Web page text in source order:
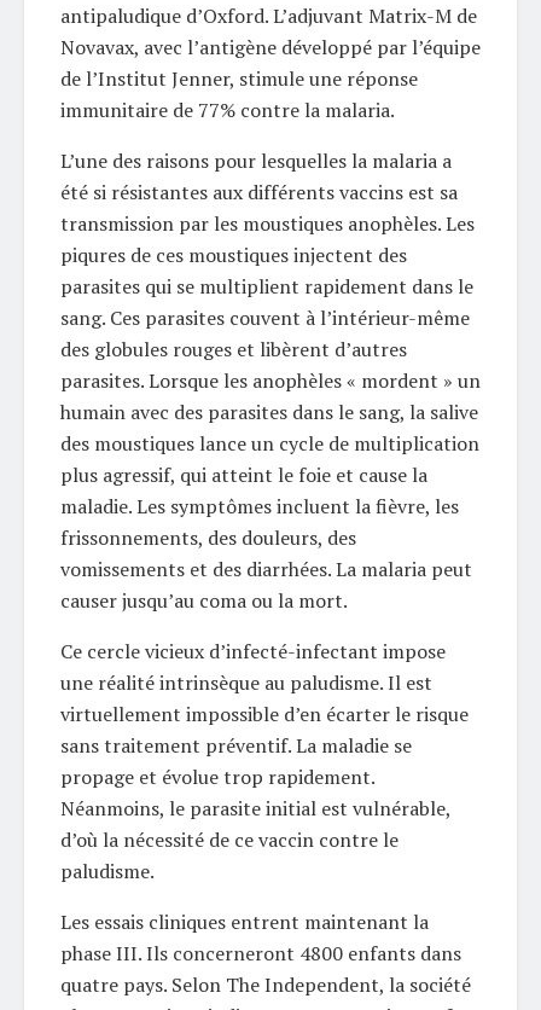
antipaludique d’Oxford. L’adjuvant Matrix-M de
Novavax, avec l’antigène développé par l’équipe
de l’Institut Jenner, stimule une réponse
immunitaire de 77% contre la malaria.
L’une des raisons pour lesquelles la malaria a
été si résistantes aux différents vaccins est sa
transmission par les moustiques anophèles. Les
piqures de ces moustiques injectent des
parasites qui se multiplient rapidement dans le
sang. Ces parasites couvent à l’intérieur-même
des globules rouges et libèrent d’autres
parasites. Lorsque les anophèles « mordent » un
humain avec des parasites dans le sang, la salive
des moustiques lance un cycle de multiplication
plus agressif, qui atteint le foie et cause la
maladie. Les symptômes incluent la fièvre, les
frissonnements, des douleurs, des
vomissements et des diarrhées. La malaria peut
causer jusqu’au coma ou la mort.
Ce cercle vicieux d’infecté-infectant impose
une réalité intrinsèque au paludisme. Il est
virtuellement impossible d’en écarter le risque
sans traitement préventif. La maladie se
propage et évolue trop rapidement.
Néanmoins, le parasite initial est vulnérable,
d’où la nécessité de ce vaccin contre le
paludisme.
Les essais cliniques entrent maintenant la
phase III. Ils concerneront 4800 enfants dans
quatre pays. Selon The Independent, la société